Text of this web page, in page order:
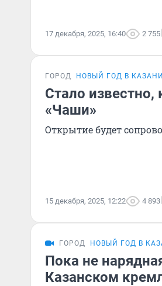
17 декабря, 2025, 16:40 2 755
ГОРОД НОВЫЙ ГОД В КАЗАНИ
Стало известно,
«Чаши»
Открытие будет
15 декабря, 2025, 12:22 4 893
ГОРОД НОВЫЙ ГОД В
Пока не
Казанском